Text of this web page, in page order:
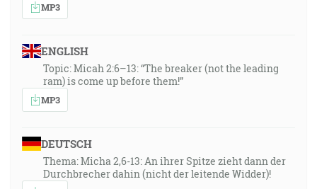
MP3
ENGLISH
Topic: Micah 2:6–13: “The breaker (not the leading
ram) is come up before them!”
MP3
DEUTSCH
Thema: Micha 2,6-13: An ihrer Spitze zieht dann der
Durchbrecher dahin (nicht der leitende Widder)!